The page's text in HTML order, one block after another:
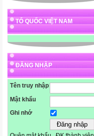
TỔ QUỐC VIỆT NAM
ĐĂNG NHẬP
Tên truy nhập
Mật khẩu
Ghi nhớ